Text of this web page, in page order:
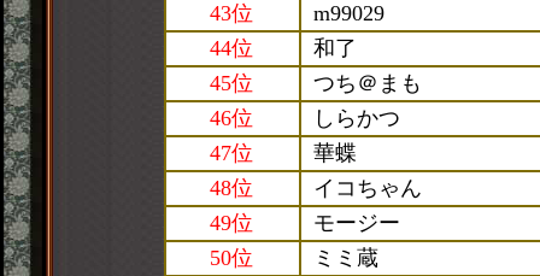
43位
m99029
44位
和了
45位
つち＠まも
46位
しらかつ
47位
華蝶
48位
イコちゃん
49位
モージー
50位
ミミ蔵